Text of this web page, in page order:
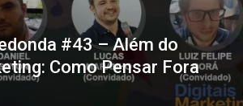
#43 – Além do
Como Pensar Fora